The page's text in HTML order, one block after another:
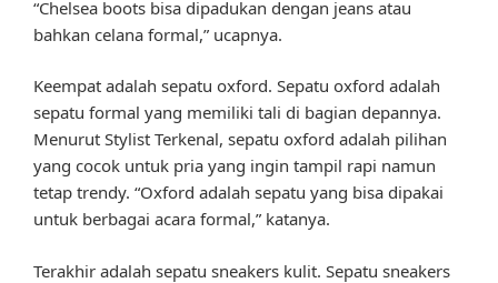
“Chelsea boots bisa dipadukan dengan jeans atau
bahkan celana formal,” ucapnya.
Keempat adalah sepatu oxford. Sepatu oxford adalah
sepatu formal yang memiliki tali di bagian depannya.
Menurut Stylist Terkenal, sepatu oxford adalah pilihan
yang cocok untuk pria yang ingin tampil rapi namun
tetap trendy. “Oxford adalah sepatu yang bisa dipakai
untuk berbagai acara formal,” katanya.
Terakhir adalah sepatu sneakers kulit. Sepatu sneakers